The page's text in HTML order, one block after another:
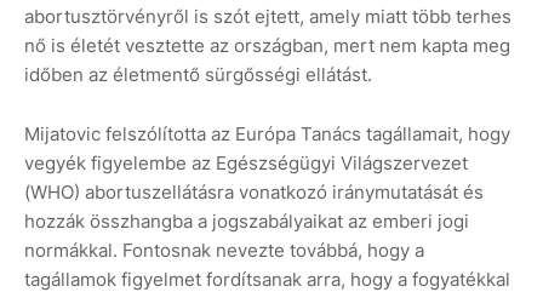
abortusztörvényről is szót ejtett, amely miatt több terhes
nő is életét vesztette az országban, mert nem kapta meg
időben az életmentő sürgősségi ellátást.
Mijatovic felszólította az Európa Tanács tagállamait, hogy
vegyék figyelembe az Egészségügyi Világszervezet
(WHO) abortuszellátásra vonatkozó iránymutatását és
hozzák összhangba a jogszabályaikat az emberi jogi
normákkal. Fontosnak nevezte továbbá, hogy a
tagállamok figyelmet fordítsanak arra, hogy a fogyatékkal